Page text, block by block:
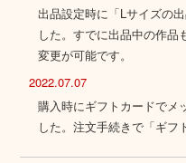
出品設定時に「Lサイズの
した。すでに出品中の作品
変更が可能です。
2022.07.07
購入時にギフトカードでメ
した。注文手続きで「ギフ